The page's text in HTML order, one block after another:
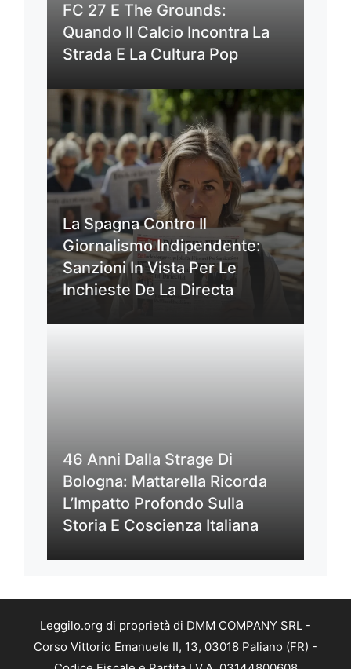
FC 27 E The Grounds:
Quando Il Calcio Incontra La
Strada E La Cultura Pop
La Spagna Contro Il
Giornalismo Indipendente:
Sanzioni In Vista Per Le
Inchieste De La Directa
46 Anni Dalla Strage Di
Bologna: Mattarella Ricorda
L’Impatto Profondo Sulla
Storia E Coscienza Italiana
Leggilo.org di proprietà di DMM COMPANY SRL -
Corso Vittorio Emanuele II, 13, 03018 Paliano (FR) -